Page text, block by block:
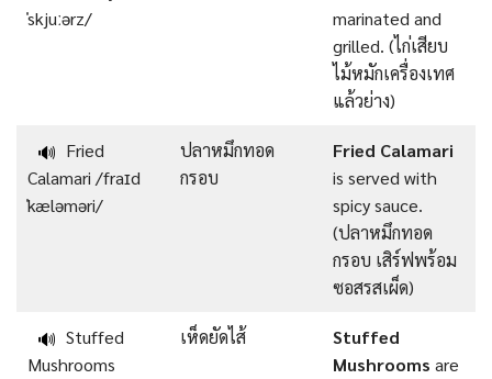
ˈskjuːərz/
marinated and
grilled. (ไก่เสียบ
ไม้หมักเครื่องเทศ
แล้วย่าง)
🔊 Fried
Calamari /fraɪd
ˈkæləməri/
ปลาหมึกทอด
กรอบ
Fried Calamari
is served with
spicy sauce.
(ปลาหมึกทอด
กรอบ เสิร์ฟพร้อม
ซอสรสเผ็ด)
🔊 Stuffed
Mushrooms
เห็ดยัดไส้
Stuffed
Mushrooms are